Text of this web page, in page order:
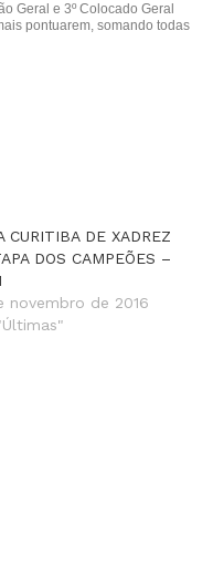
Geral e 3º Colocado Geral
pontuarem, somando todas
CURITIBA DE XADREZ
DOS CAMPEÕES –
novembro de 2016